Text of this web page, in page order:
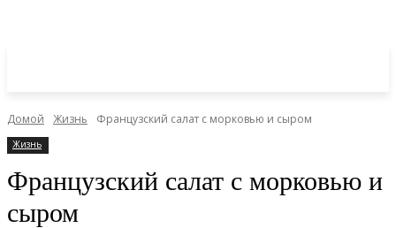
Домой Жизнь Французский салат с морковью и сыром
Жизнь
Французский салат с морковью и
сыром